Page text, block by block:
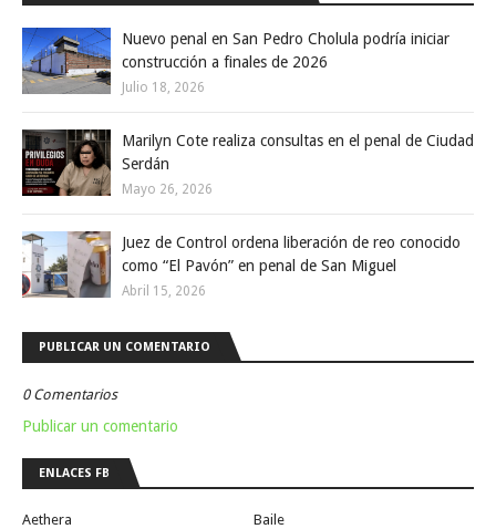
Nuevo penal en San Pedro Cholula podría iniciar
construcción a finales de 2026
Julio 18, 2026
Marilyn Cote realiza consultas en el penal de Ciudad
Serdán
Mayo 26, 2026
Juez de Control ordena liberación de reo conocido
como “El Pavón” en penal de San Miguel
Abril 15, 2026
PUBLICAR UN COMENTARIO
0 Comentarios
Publicar un comentario
ENLACES FB
Aethera
Baile